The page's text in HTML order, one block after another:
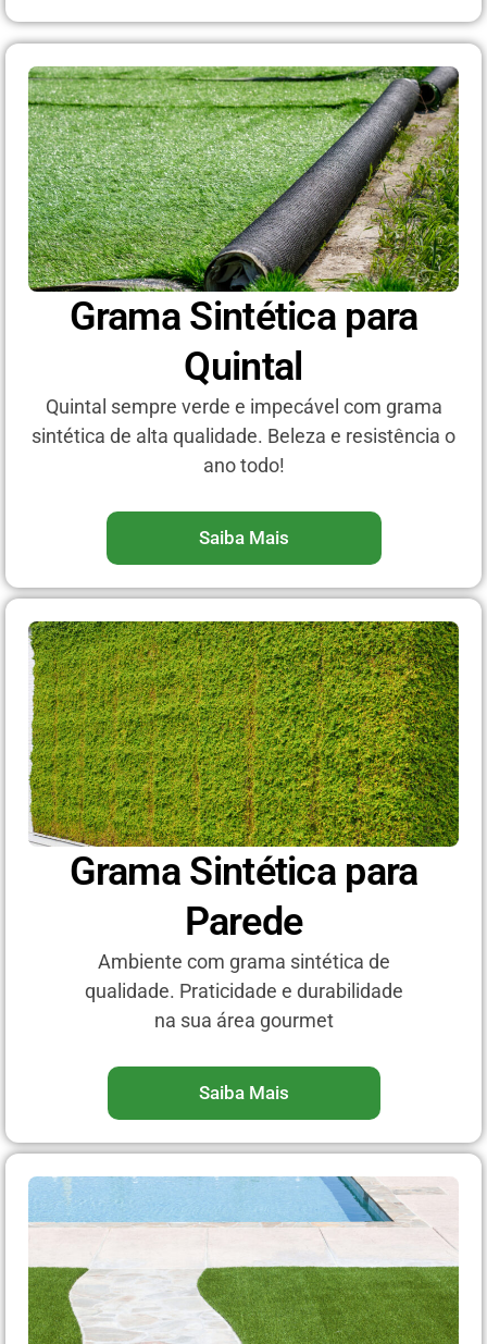
Grama Sintética para
Quintal
Quintal sempre verde e impecável com grama
sintética de alta qualidade. Beleza e resistência o
ano todo!
Saiba Mais
Grama Sintética para
Parede
Ambiente com grama sintética de
qualidade. Praticidade e durabilidade
na sua área gourmet
Saiba Mais